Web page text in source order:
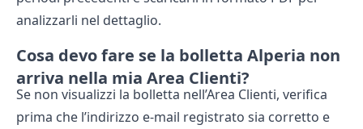
analizzarli nel dettaglio.
Cosa devo fare se la bolletta Alperia non
arriva nella mia Area Clienti?
Se non visualizzi la bolletta nell’Area Clienti, verifica
prima che l’indirizzo e-mail registrato sia corretto e